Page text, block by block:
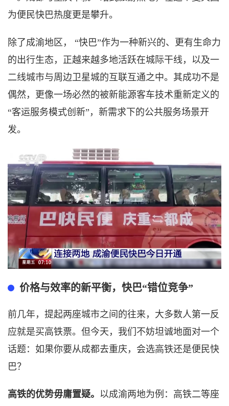
为便民快巴热度更是攀升。
除了成渝地区，
“快巴”作为一种新兴的、更有生命力
的出行生态，正越来越多地活跃在城际干线，以及一
二线城市与周边卫星城的互联互通之中。其成功不是
偶然，更像一场必然的被新能源客车技术重新定义的
“客运服务模式创新”，新需求下的公共服务场景开
发。
价格与效率的新平衡，快巴“错位竞争”
前几年，提起两座城市之间的往来，大多数人第一反
应就是买高铁票。但今天，我们不妨坦诚地面对一个
话题：如果你要从成都去重庆，会选高铁还是便民快
巴？
高铁的优势毋庸置疑。 以成渝两地为例：高铁二等座